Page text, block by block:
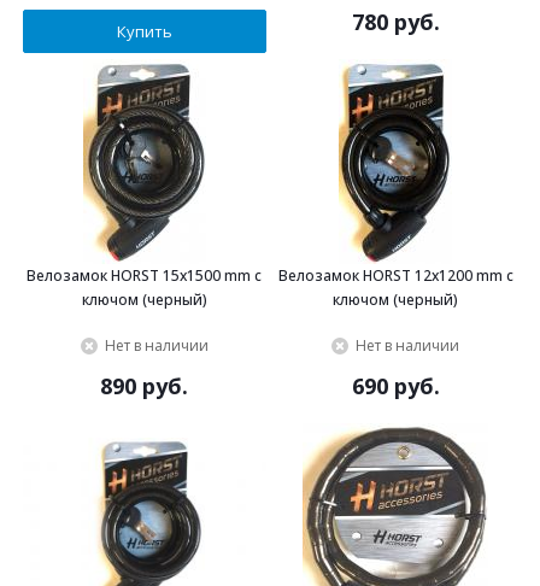
Купить 780 руб.
Велозамок HORST 15x1500 mm с
ключом (черный)
Нет в наличии
890 руб.
Велозамок HORST 12x1200 mm с
ключом (черный)
Нет в наличии
690 руб.